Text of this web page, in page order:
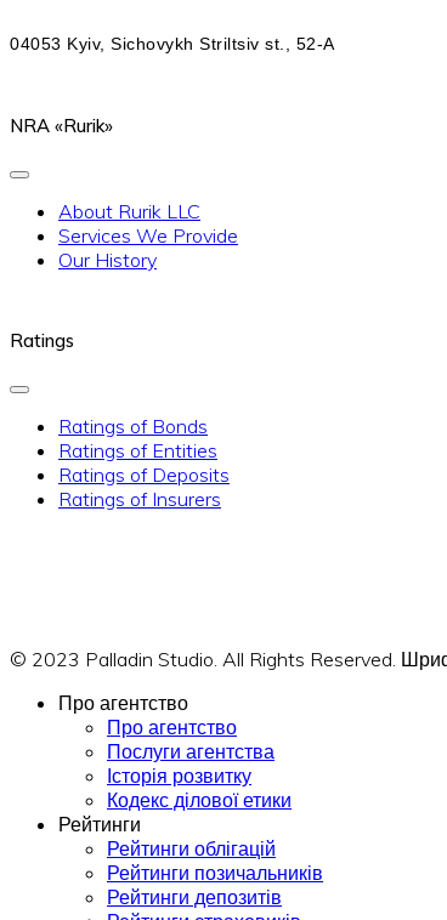
04053 Kyiv, Sichovykh Striltsiv st., 52-A
NRA «Rurik»
About Rurik LLC
Services We Provide
Our History
Ratings
Ratings of Bonds
Ratings of Entities
Ratings of Deposits
Ratings of Insurers
© 2023 Palladin Studio. All Rights Reserved.
Про агентство
Про агентство
Послуги агентства
Історія розвитку
Кодекс ділової етики
Рейтинги
Рейтинги облігацій
Рейтинги позичальників
Рейтинги депозитів